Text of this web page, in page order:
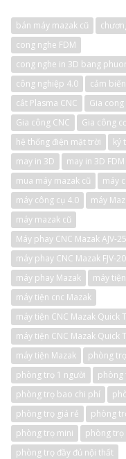
bán máy mazak cũ
cong nghe FDM
cong nghe in 3D bang
công nghiệp 4.0
cảm
cắt Plasma CNC
Gia
Gia công CNC
Gia công
hệ thống điện mặt trời
ký
may in 3D
may in 3D FDM
mua máy mazak cũ
máy
máy công cụ 4.0
máy
máy mazak cũ
Máy phay CNC Mazak AJV-
máy phay CNC Mazak FJV-20
máy phay Mazak
máy
máy tiện cnc Mazak
máy tiện CNC Mazak Quick
máy tiện CNC Mazak Quick
máy tiện Mazak
phòng trọ
phòng trọ 1 người
phòng
phòng trọ bao chi phí
phòng trọ giá rẻ
phòng
phòng trọ mini
phòng trọ
phòng trọ đầy đủ nội thất